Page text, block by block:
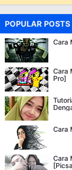
POPULAR POSTS
Cara
Cara
Pro]
Cara
Cara